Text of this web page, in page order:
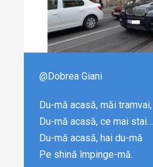
@Dobrea Giani
Du-mă acasă, măi tramvai,
Du-mă acasă, ce mai stai…
Du-mă acasă, hai du-mă
Pe shină împinge-mă.